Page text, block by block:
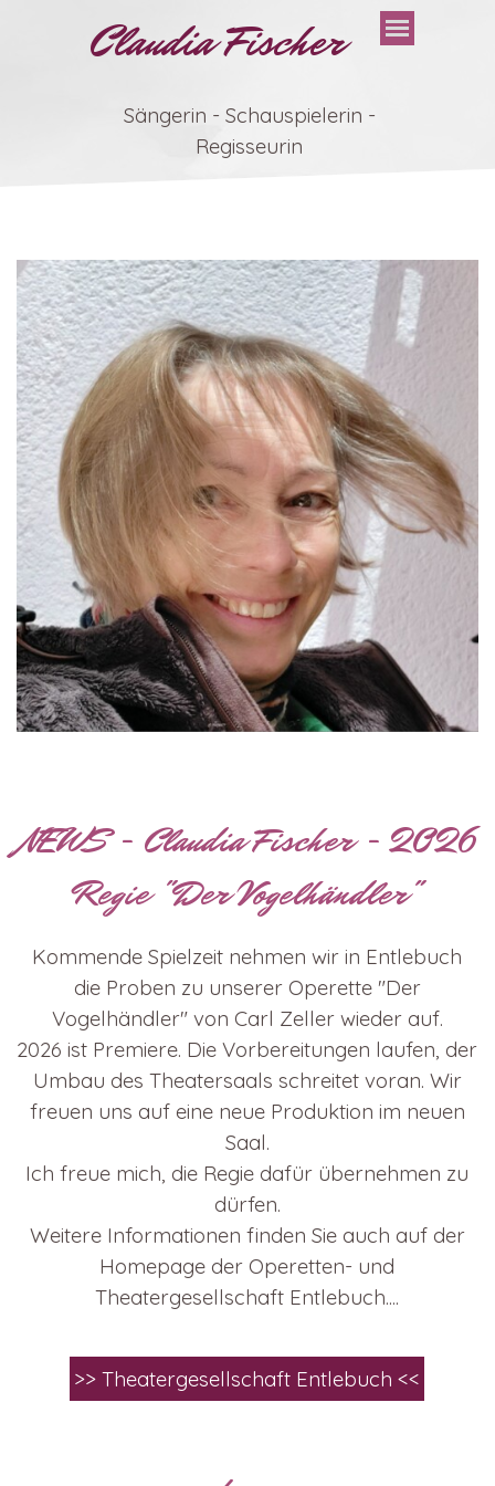
Claudia Fischer
Sängerin - Schauspielerin -
Regisseurin
NEWS - Claudia Fischer - 2026
Regie "Der Vogelhändler"
Kommende Spielzeit nehmen wir in Entlebuch
die Proben zu unserer Operette "Der
Vogelhändler" von Carl Zeller wieder auf.
2026 ist Premiere. Die Vorbereitungen laufen, der
Umbau des Theatersaals schreitet voran. Wir
freuen uns auf eine neue Produktion im neuen
Saal.
Ich freue mich, die Regie dafür übernehmen zu
dürfen.
Weitere Informationen finden Sie auch auf der
Homepage der Operetten- und
Theatergesellschaft Entlebuch....
>> Theatergesellschaft Entlebuch <<